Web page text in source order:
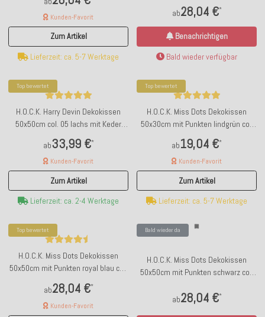
Kunden-Favorit
Zum Artikel
Lieferzeit: ca. 5-7 Werktage
ab28,04 €*
Benachrichtigen
Bald wieder verfügbar
Top bewertet
H.O.C.K. Harry Devin Dekokissen
50x50cm col. 05 lachs mit Keder
kupfer
ab33,99 €*
Kunden-Favorit
Zum Artikel
Lieferzeit: ca. 2-4 Werktage
Top bewertet
H.O.C.K. Miss Dots Dekokissen
50x30cm mit Punkten lindgrün col.
17
ab19,04 €*
Kunden-Favorit
Zum Artikel
Lieferzeit: ca. 5-7 Werktage
Top bewertet
H.O.C.K. Miss Dots Dekokissen
50x50cm mit Punkten royal blau col.
ab28,04 €*
Kunden-Favorit
Bald wieder da
H.O.C.K. Miss Dots Dekokissen
50x50cm mit Punkten schwarz col.
ab28,04 €*